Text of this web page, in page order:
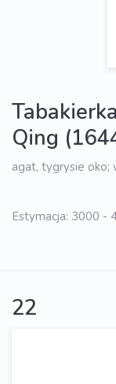
Qing
agat, tygrysie oko;
Estymacja: 3000 -
22